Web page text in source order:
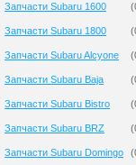
Запчасти Subaru 1600 (
Запчасти Subaru 1800 (
Запчасти Subaru Alcyone (
Запчасти Subaru Baja (
Запчасти Subaru Bistro (
Запчасти Subaru BRZ (
Запчасти Subaru Domingo (